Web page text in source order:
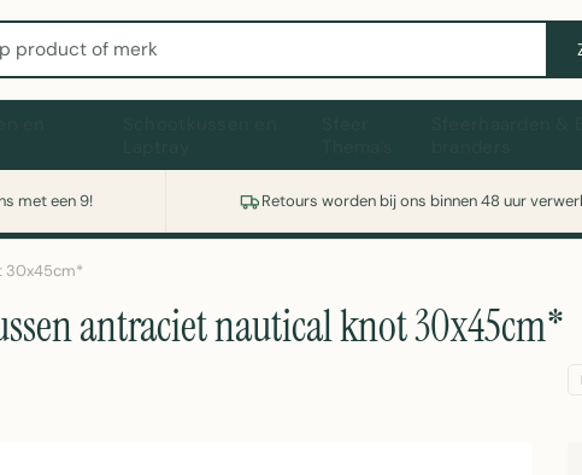
met een 9! Retours worden bij ons binnen 48 uur
Wasmachine of koelkast nodig? Vergelijk alle prijzen op
30x45cm*
antraciet nautical knot 30x45cm*